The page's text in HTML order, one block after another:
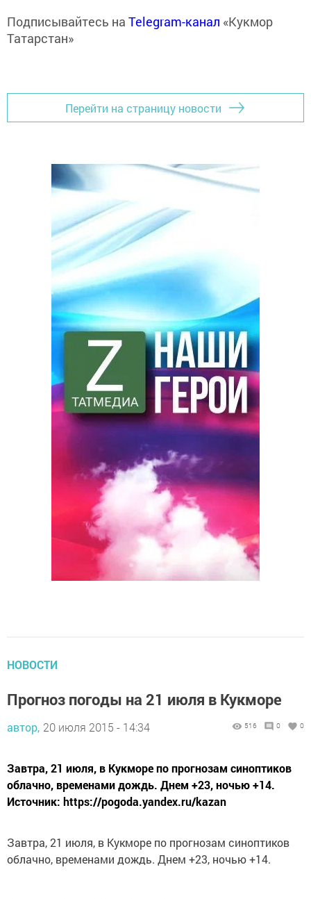
Подписывайтесь на Telegram-канал «Кукмор
Татарстан»
Перейти на страницу новости
НОВОСТИ
Прогноз погоды на 21 июля в Кукморе
автор, 20 июля 2015 - 14:34 516 0 0
Завтра, 21 июля, в Кукморе по прогнозам синоптиков
облачно, временами дождь. Днем +23, ночью +14.
Источник: https://pogoda.yandex.ru/kazan
Завтра, 21 июля, в Кукморе по прогнозам синоптиков
облачно, временами дождь. Днем +23, ночью +14.